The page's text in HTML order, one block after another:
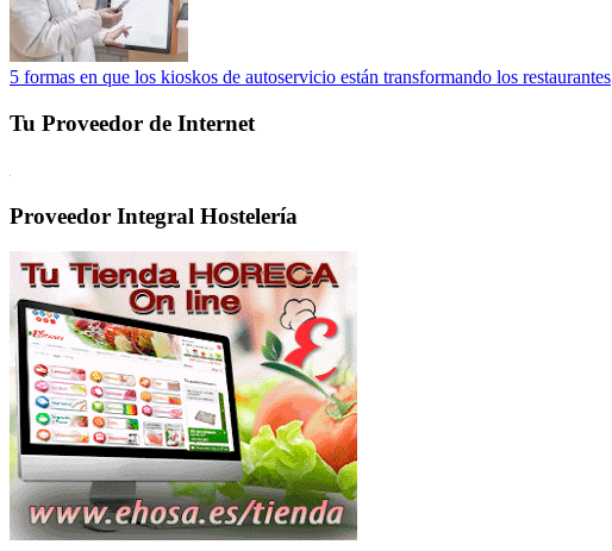
5 formas en que los kioskos de autoservicio están transformando los restaurantes
Tu Proveedor de Internet
Proveedor Integral Hostelería